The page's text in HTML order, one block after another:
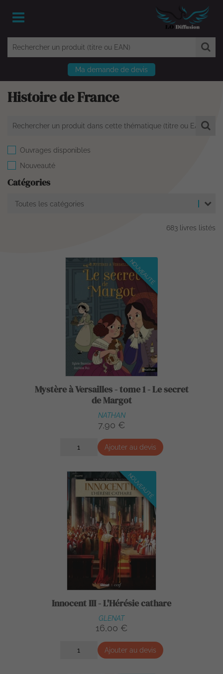
Ma demande de devis
Histoire de France
Ouvrages disponibles
Nouveauté
Catégories
Toutes les catégories
683 livres listés
NOUVEAUTÉ
Mystère à Versailles - tome 1 - Le secret
de Margot
NATHAN
7,90 €
Ajouter au devis
NOUVEAUTÉ
Innocent III - L'Hérésie cathare
GLENAT
16,00 €
Ajouter au devis